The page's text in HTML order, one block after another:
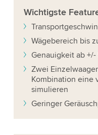
Wichtigste
Wägebereich bis
Genauigkeit ab
Zwei
Kombination eine
simulieren
Geringer